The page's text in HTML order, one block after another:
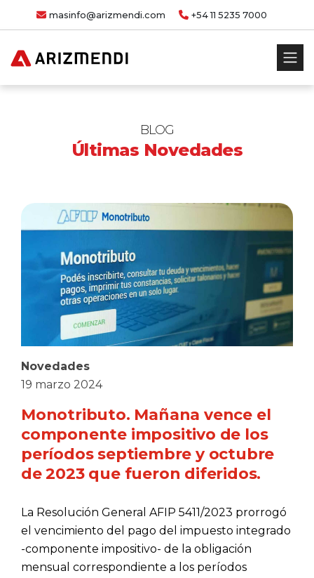
masinfo@arizmendi.com +54 11 5235 7000
BLOG
Últimas Novedades
Novedades
19 marzo 2024
Monotributo. Mañana vence el
componente impositivo de los
períodos septiembre y octubre
de 2023 que fueron diferidos.
La Resolución General AFIP 5411/2023 prorrogó
el vencimiento del pago del impuesto integrado
-componente impositivo- de la obligación
mensual correspondiente a los períodos